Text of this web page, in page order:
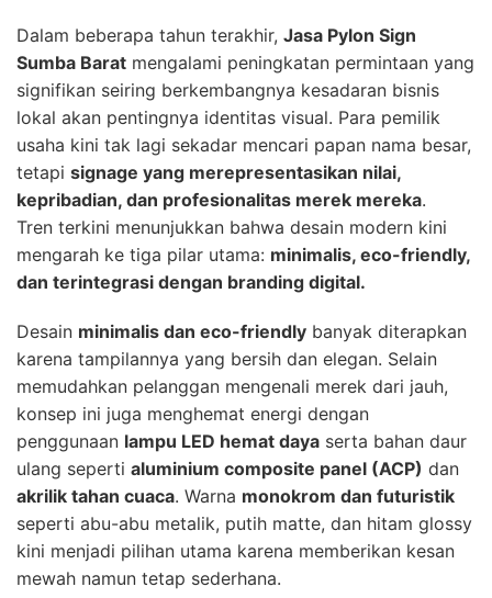
Dalam beberapa tahun terakhir, Jasa Pylon Sign
Sumba Barat mengalami peningkatan permintaan yang
signifikan seiring berkembangnya kesadaran bisnis
lokal akan pentingnya identitas visual. Para pemilik
usaha kini tak lagi sekadar mencari papan nama besar,
tetapi signage yang merepresentasikan nilai,
kepribadian, dan profesionalitas merek mereka.
Tren terkini menunjukkan bahwa desain modern kini
mengarah ke tiga pilar utama: minimalis, eco-friendly,
dan terintegrasi dengan branding digital.
Desain minimalis dan eco-friendly banyak diterapkan
karena tampilannya yang bersih dan elegan. Selain
memudahkan pelanggan mengenali merek dari jauh,
konsep ini juga menghemat energi dengan
penggunaan lampu LED hemat daya serta bahan daur
ulang seperti aluminium composite panel (ACP) dan
akrilik tahan cuaca. Warna monokrom dan futuristik
seperti abu-abu metalik, putih matte, dan hitam glossy
kini menjadi pilihan utama karena memberikan kesan
mewah namun tetap sederhana.